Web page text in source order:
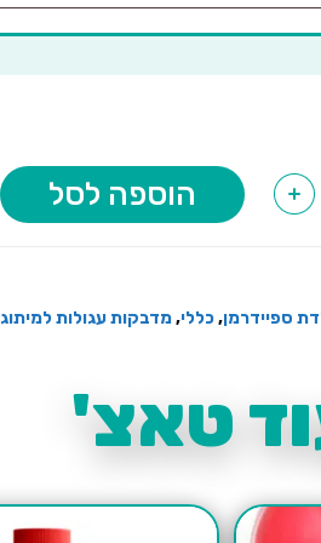
+ הוספה לסל
ספיידרמן,כללי,מדבקות עגולות למיתוג
טאצ'